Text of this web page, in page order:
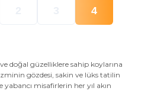
4
doğal güzelliklere sahip koylarına
gözdesi, sakin ve lüks tatilin
yabancı misafirlerin her yıl akın